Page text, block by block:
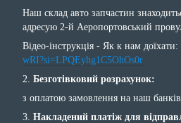
Наш склад авто запчастин
адресую 2-й Аеропортовський
Відео-інструкція - Як к нам доїхати:
wRI?si=LPQEyhg1C5OhOs0r
2. Безготівковий розрахунок:
з оплатою замовлення на наш
3. Накладений платіж для